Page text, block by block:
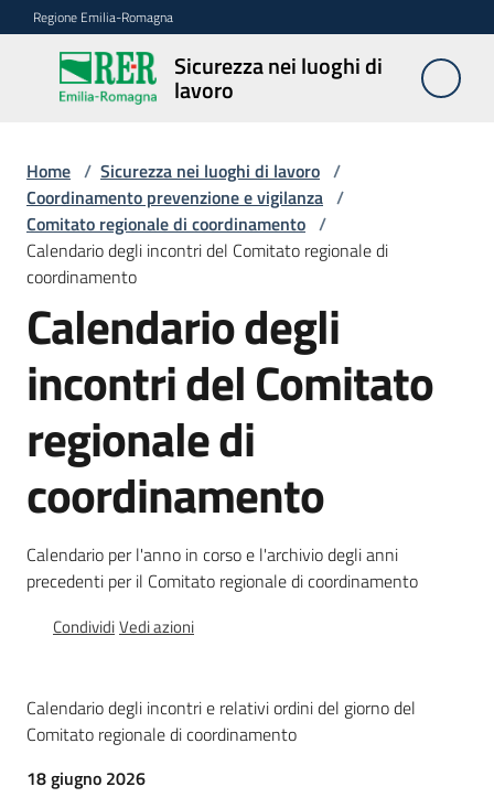
Vai al contenuto
Vai alla navigazione
Vai al footer
Regione Emilia-Romagna
Sicurezza nei luoghi di
lavoro
Sicurezza
nei
lavoro
Notizie
Sicurezza
nelle
costruzioni
Coordinamento
prevenzione
e
Servizi
sicurezza
Ambiti
Home / Sicurezza nei luoghi di lavoro /
Coordinamento prevenzione e vigilanza /
Comitato regionale di coordinamento /
Calendario degli incontri del Comitato regionale di
coordinamento
Calendario degli
incontri del Comitato
regionale di
coordinamento
Calendario per l'anno in corso e l'archivio degli anni
precedenti per il Comitato regionale di coordinamento
CondividiVedi azioni
Calendario degli incontri e relativi ordini del giorno del
Comitato regionale di coordinamento
18 giugno 2026